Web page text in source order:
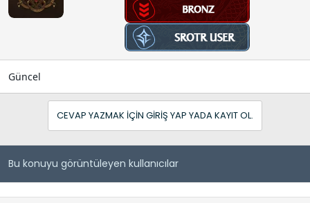
Güncel
CEVAP YAZMAK IÇIN GIRIŞ YAP YADA KAYIT OL.
Bu konuyu görüntüleyen kullanıcılar